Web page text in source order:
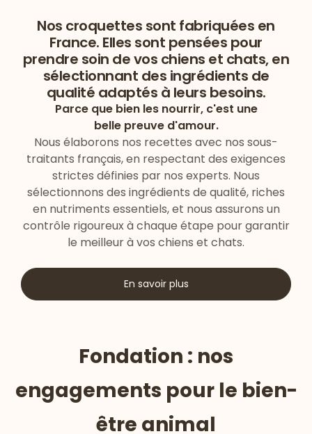
Nos croquettes sont fabriquées en
France. Elles sont pensées pour
prendre soin de vos chiens et chats, en
sélectionnant des ingrédients de
qualité adaptés à leurs besoins.
Parce que bien les nourrir, c'est une
belle preuve d'amour.
Nous élaborons nos recettes avec nos sous-
traitants français, en respectant des exigences
strictes définies par nos experts. Nous
sélectionnons des ingrédients de qualité, riches
en nutriments essentiels, et nous assurons un
contrôle rigoureux à chaque étape pour garantir
le meilleur à vos chiens et chats.
En savoir plus
Fondation : nos
engagements pour le bien-
être animal